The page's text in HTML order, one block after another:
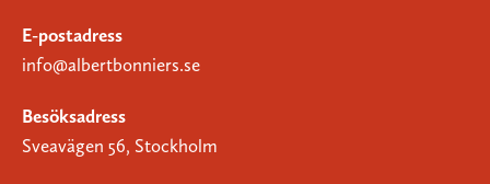
E-postadress
info@albertbonniers.se
Besöksadress
Sveavägen 56, Stockholm